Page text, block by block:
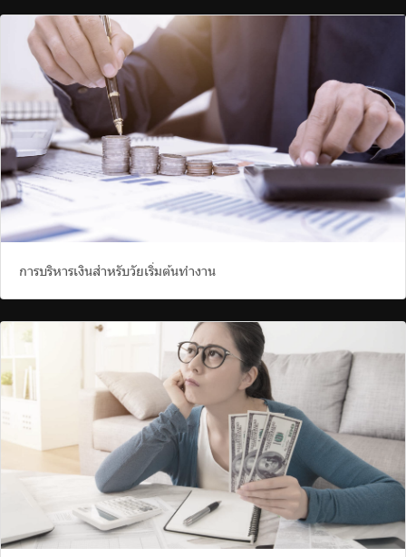
การบริหารเงินสำหรับวัยเริ่มต้นทำงาน